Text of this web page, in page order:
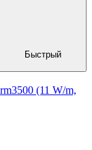
Быстрый
(11 W/m,